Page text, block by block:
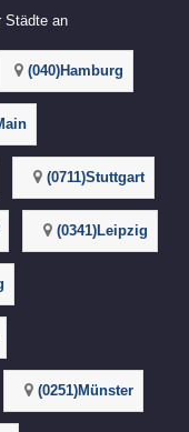
Städte an
(040)Hamburg
(0711)Stuttgart
(0341)Leipzig
(0251)Münster